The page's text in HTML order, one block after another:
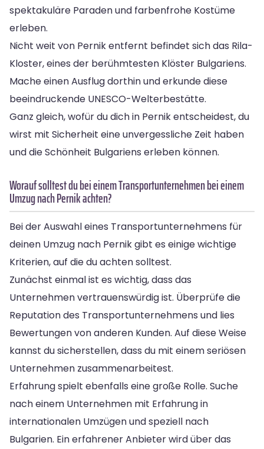
spektakuläre Paraden und farbenfrohe Kostüme
erleben.
Nicht weit von Pernik entfernt befindet sich das Rila-
Kloster, eines der berühmtesten Klöster Bulgariens.
Mache einen Ausflug dorthin und erkunde diese
beeindruckende UNESCO-Welterbestätte.
Ganz gleich, wofür du dich in Pernik entscheidest, du
wirst mit Sicherheit eine unvergessliche Zeit haben
und die Schönheit Bulgariens erleben können.
Worauf solltest du bei einem Transportunternehmen bei einem
Umzug nach Pernik achten?
Bei der Auswahl eines Transportunternehmens für
deinen Umzug nach Pernik gibt es einige wichtige
Kriterien, auf die du achten solltest.
Zunächst einmal ist es wichtig, dass das
Unternehmen vertrauenswürdig ist. Überprüfe die
Reputation des Transportunternehmens und lies
Bewertungen von anderen Kunden. Auf diese Weise
kannst du sicherstellen, dass du mit einem seriösen
Unternehmen zusammenarbeitest.
Erfahrung spielt ebenfalls eine große Rolle. Suche
nach einem Unternehmen mit Erfahrung in
internationalen Umzügen und speziell nach
Bulgarien. Ein erfahrener Anbieter wird über das